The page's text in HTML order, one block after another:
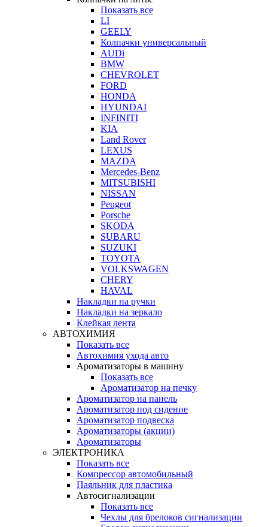
Показать все
LI
GEELY
Колпачки универсальный
AUDi
BMW
CHEVROLET
FORD
HONDA
HYUNDAI
INFINITI
KIA
Land Rover
LEXUS
MAZDA
Mercedes-Benz
MITSUBISHI
NISSAN
Peugeot
Porsche
SKODA
SUBARU
SUZUKI
TOYOTA
VOLKSWAGEN
CHERY
HAVAL
Накладки на ручки
Накладки на зеркало
Клейкая лента
АВТОХИМИЯ
Показать все
Автохимия ухода авто
Ароматизаторы в машину
Показать все
Ароматизатор на печку
Ароматизатор на панель
Ароматизатор под сидение
Ароматизатор подвеска
Ароматизаторы (акции)
Ароматизаторы
ЭЛЕКТРОНИКА
Показать все
Компрессор автомобильный
Паяльник для пластика
Автосигнализации
Показать все
Чехлы для брелоков сигнализации